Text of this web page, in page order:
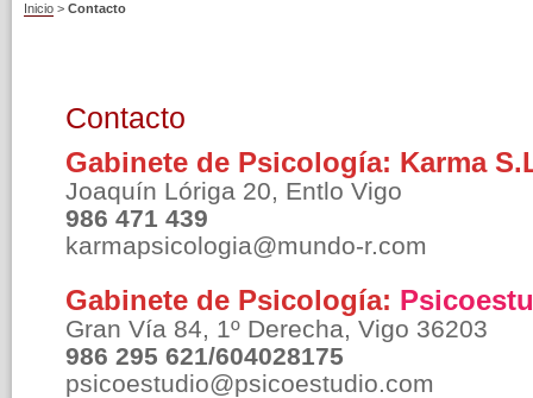
Inicio > Contacto
Contacto
Gabinete de Psicología: Karma
Joaquín Lóriga 20, Entlo Vigo
986 471 439
karmapsicologia@mundo-r.com
Gabinete de Psicología:
Gran Vía 84, 1º Derecha, Vigo 36203
986 295 621/604028175
psicoestudio@psicoestudio.com